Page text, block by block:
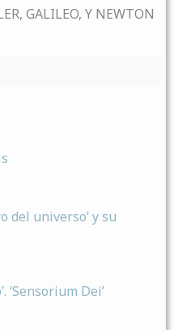
GALILEO, Y NEWTON
del universo’ y su
‘Sensorium Dei’